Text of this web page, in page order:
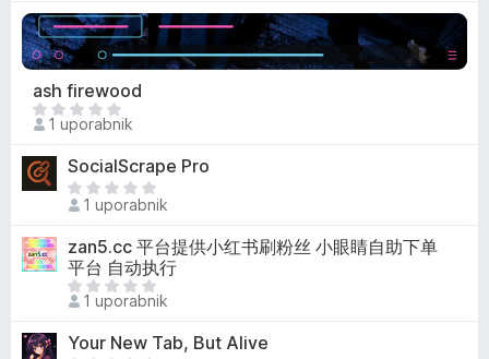
e
n
o
e
n
j
e
n
o
n
i
o
c
e
n
e
n
ash firewood
Š
e
n
i
e
n
n
1 uporabnik
SocialScrape Pro
Š
e
i
o
c
n
1 uporabnik
zan5.cc 平台提供小红书刷粉丝 小眼睛自助下单
平台 自动执行
Š
e
n
1 uporabnik
Your New Tab, But Alive